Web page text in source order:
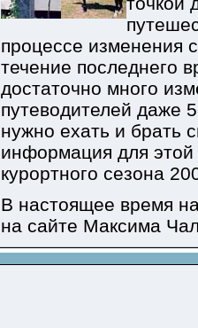
процессе изменения
течение последнего
достаточно много
путеводителей даже
нужно ехать и брать
информация для этой
курортного сезона
В настоящее время
на сайте Максима